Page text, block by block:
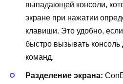
выпадающей консоли,
экране при нажатии
клавиши. Это удобно,
быстро вызывать
команд.
Разделение экрана: